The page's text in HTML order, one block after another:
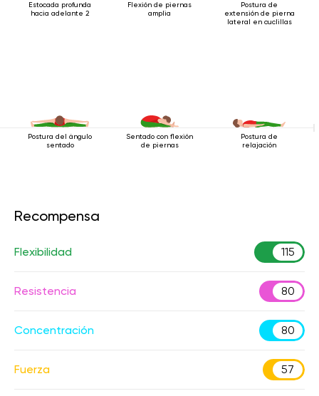
Estocada profunda
hacia adelante 2
Flexión de piernas
amplia
Postura de
extensión de pierna
lateral en cuclillas
Postura del ángulo
sentado
Sentado con flexión
de piernas
Postura de
relajación
Recompensa
Flexibilidad 115
Resistencia 80
Concentración 80
Fuerza 57